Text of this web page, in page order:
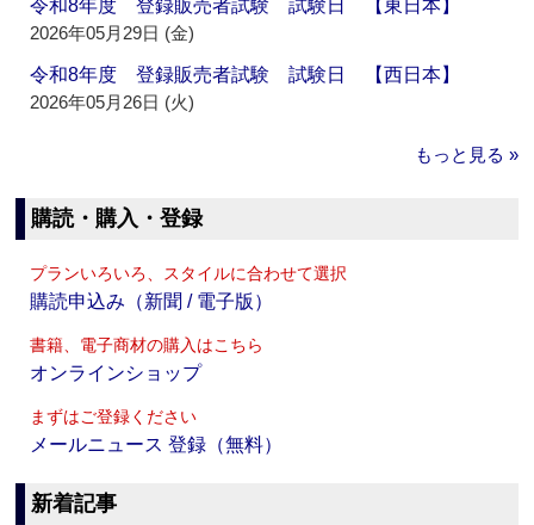
令和8年度 登録販売者試験 試験日 【東日本】
2026年05月29日 (金)
令和8年度 登録販売者試験 試験日 【西日本】
2026年05月26日 (火)
もっと見る »
購読・購入・登録
プランいろいろ、スタイルに合わせて選択
購読申込み（新聞 / 電子版）
書籍、電子商材の購入はこちら
オンラインショップ
まずはご登録ください
メールニュース 登録（無料）
新着記事